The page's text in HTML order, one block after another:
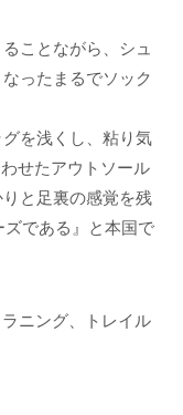
ことながら、シュ
ったまるでソック
を浅くし、粘り気
せたアウトソール
と足裏の感覚を残
ズである』と本国で
ニング、トレイル